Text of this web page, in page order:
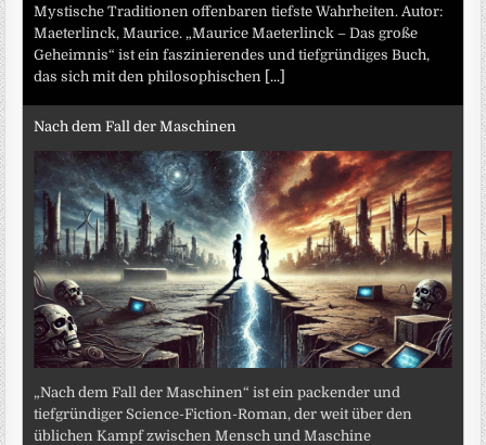
Mystische Traditionen offenbaren tiefste Wahrheiten. Autor:
Maeterlinck, Maurice. „Maurice Maeterlinck – Das große
Geheimnis“ ist ein faszinierendes und tiefgründiges Buch,
das sich mit den philosophischen [...]
Nach dem Fall der Maschinen
„Nach dem Fall der Maschinen“ ist ein packender und
tiefgründiger Science-Fiction-Roman, der weit über den
üblichen Kampf zwischen Mensch und Maschine